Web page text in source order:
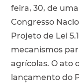
feira, 30, de
Congresso
Projeto de Lei
mecanismos
agrícolas. O ato
lançamento do